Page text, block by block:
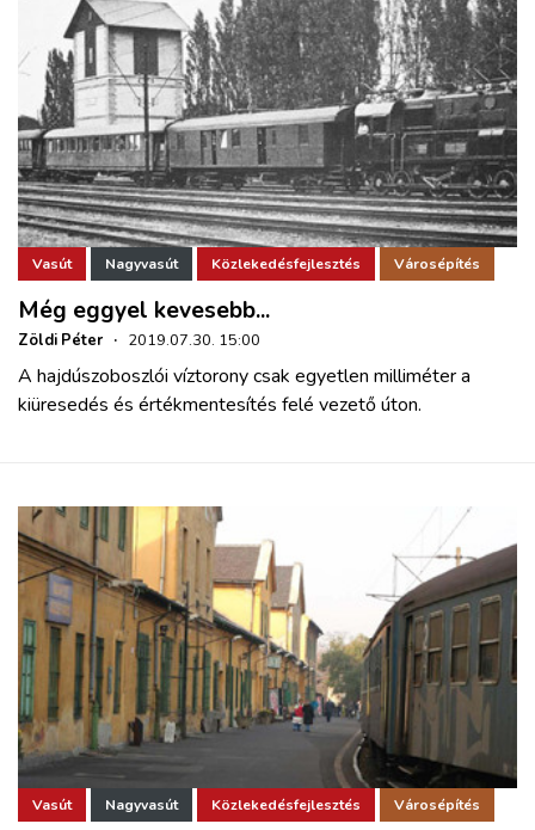
Vasút Nagyvasút Közlekedésfejlesztés Városépítés
Még eggyel kevesebb...
Zöldi Péter · 2019.07.30. 15:00
A hajdúszoboszlói víztorony csak egyetlen milliméter a
kiüresedés és értékmentesítés felé vezető úton.
Vasút Nagyvasút Közlekedésfejlesztés Városépítés